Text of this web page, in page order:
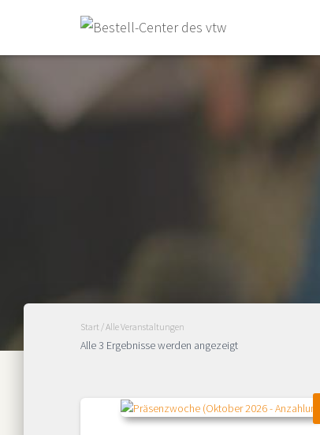
Start / Alle Veranstaltungen
Alle 3 Ergebnisse werden angezeigt